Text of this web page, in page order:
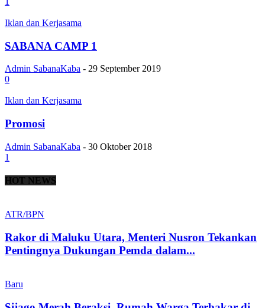
Iklan dan Kerjasama
SABANA CAMP 1
Admin SabanaKaba - 29 September 2019
0
Iklan dan Kerjasama
Promosi
Admin SabanaKaba - 30 Oktober 2018
1
HOT NEWS
ATR/BPN
Rakor di Maluku Utara, Menteri Nusron Tekankan
Pentingnya Dukungan Pemda dalam...
Baru